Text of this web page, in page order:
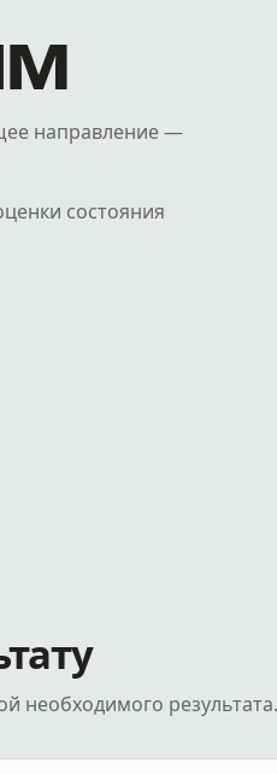
направление —
состояния
необходимого результата.